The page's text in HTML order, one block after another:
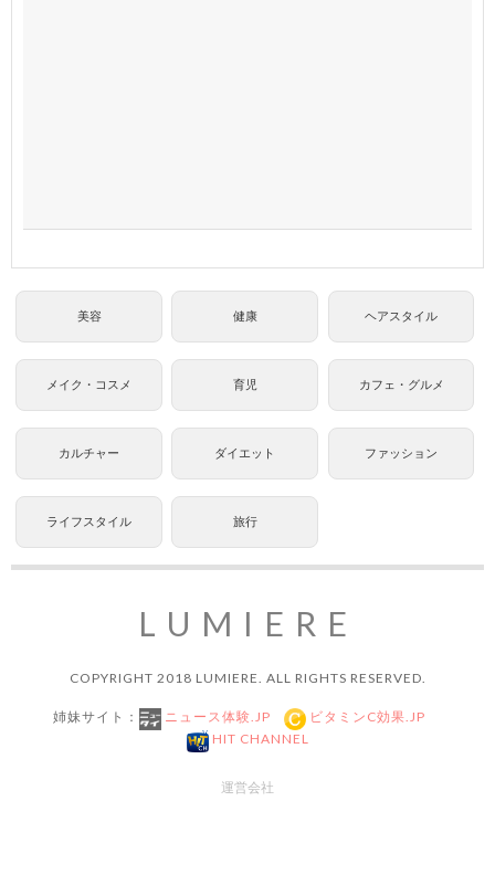
美容 健康 ヘアスタイル
メイク・コスメ 育児 カフェ・グルメ
カルチャー ダイエット ファッション
ライフスタイル 旅行
LUMIERE
COPYRIGHT 2018 LUMIERE. ALL RIGHTS RESERVED.
姉妹サイト： ニュース体験.JP
ビタミンC効果.JP
HIT CHANNEL
運営会社